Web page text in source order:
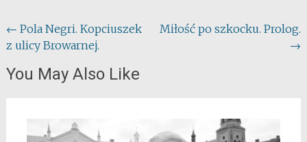
Post
navigation
← Pola Negri. Kopciuszek
z ulicy Browarnej.
Miłość po szkocku. Prolog.
→
You May Also Like